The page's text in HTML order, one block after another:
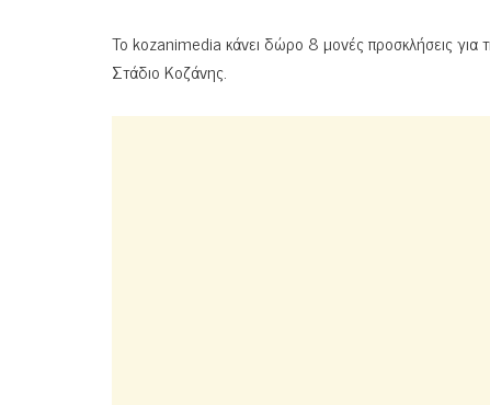
To kozanimedia κάνει δώρο 8 μονές προσκλήσεις
Στάδιο Κοζάνης.